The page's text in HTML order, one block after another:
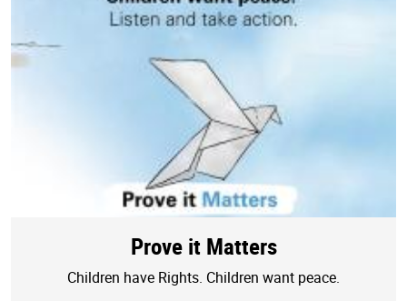
Prove it Matters
Children have Rights. Children want peace.